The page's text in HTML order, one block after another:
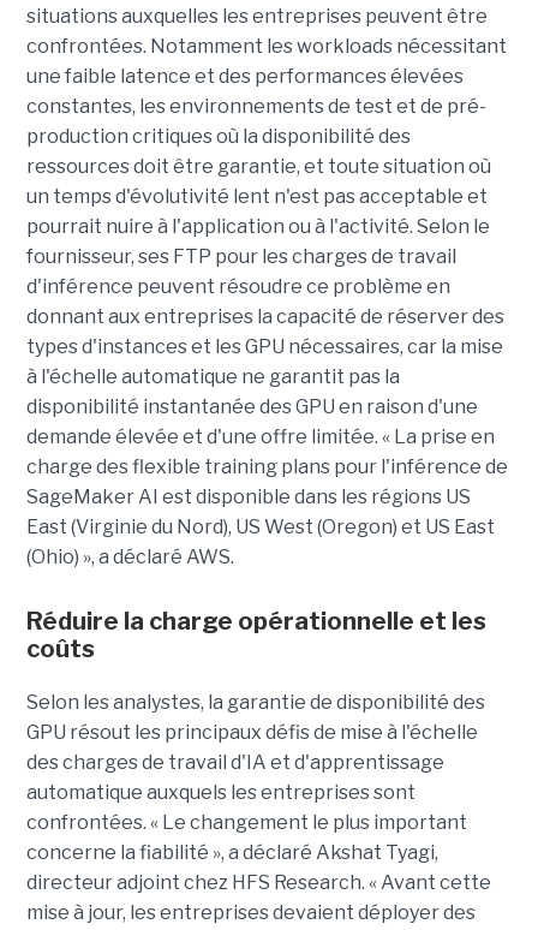
situations auxquelles les entreprises peuvent être
confrontées. Notamment les workloads nécessitant
une faible latence et des performances élevées
constantes, les environnements de test et de pré-
production critiques où la disponibilité des
ressources doit être garantie, et toute situation où
un temps d'évolutivité lent n'est pas acceptable et
pourrait nuire à l'application ou à l'activité. Selon le
fournisseur, ses FTP pour les charges de travail
d'inférence peuvent résoudre ce problème en
donnant aux entreprises la capacité de réserver des
types d'instances et les GPU nécessaires, car la mise
à l'échelle automatique ne garantit pas la
disponibilité instantanée des GPU en raison d'une
demande élevée et d'une offre limitée. « La prise en
charge des flexible training plans pour l'inférence de
SageMaker AI est disponible dans les régions US
East (Virginie du Nord), US West (Oregon) et US East
(Ohio) », a déclaré AWS.
Réduire la charge opérationnelle et les
coûts
Selon les analystes, la garantie de disponibilité des
GPU résout les principaux défis de mise à l'échelle
des charges de travail d'IA et d'apprentissage
automatique auxquels les entreprises sont
confrontées. « Le changement le plus important
concerne la fiabilité », a déclaré Akshat Tyagi,
directeur adjoint chez HFS Research. « Avant cette
mise à jour, les entreprises devaient déployer des